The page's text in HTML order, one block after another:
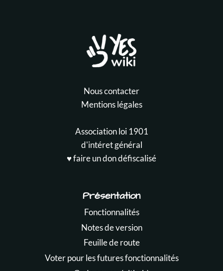
Nous contacter
Mentions légales
Association loi 1901
d'intéret général
♥️ faire un don défiscalisé
Présentation
Fonctionnalités
Notes de version
Feuille de route
Voter pour les futures fonctionnalités